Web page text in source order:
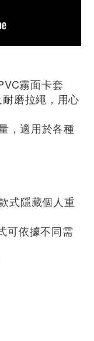
霧面卡套
磨拉繩，用心
，適用於各種
式隱藏個人重
可依據不同需